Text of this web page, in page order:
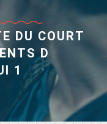
DU COURT
D
1